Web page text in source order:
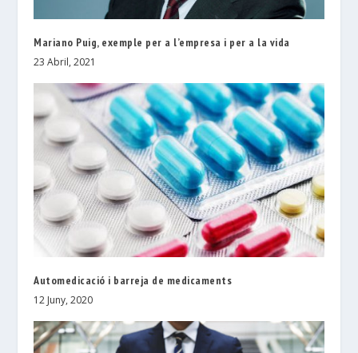
Mariano Puig, exemple per a l’empresa i per a la vida
23 Abril, 2021
Automedicació i barreja de medicaments
12 Juny, 2020